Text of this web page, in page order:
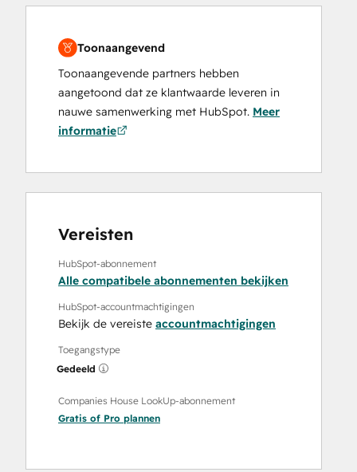
Toonaangevend
Toonaangevende partners hebben
aangetoond dat ze klantwaarde leveren in
nauwe samenwerking met HubSpot. Meer
informatie
Vereisten
HubSpot-abonnement
Alle compatibele abonnementen bekijken
HubSpot-accountmachtigingen
Bekijk de vereiste accountmachtigingen
Toegangstype
Gedeeld
Companies House LookUp-abonnement
Gratis of Pro plannen